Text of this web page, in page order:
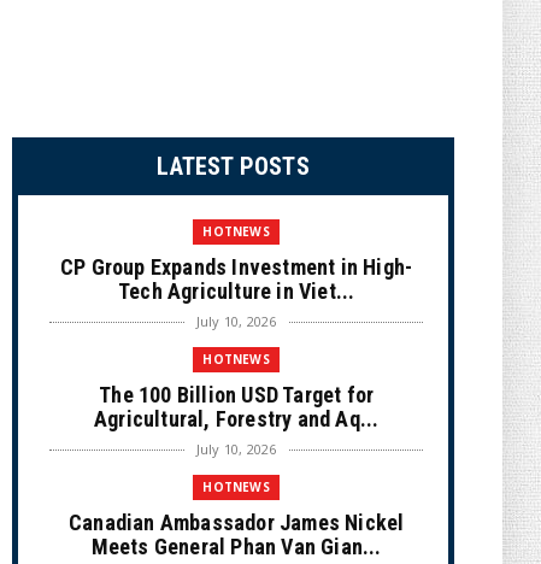
LATEST POSTS
HOTNEWS
CP Group Expands Investment in High-
Tech Agriculture in Viet...
July 10, 2026
HOTNEWS
The 100 Billion USD Target for
Agricultural, Forestry and Aq...
July 10, 2026
HOTNEWS
Canadian Ambassador James Nickel
Meets General Phan Van Gian...